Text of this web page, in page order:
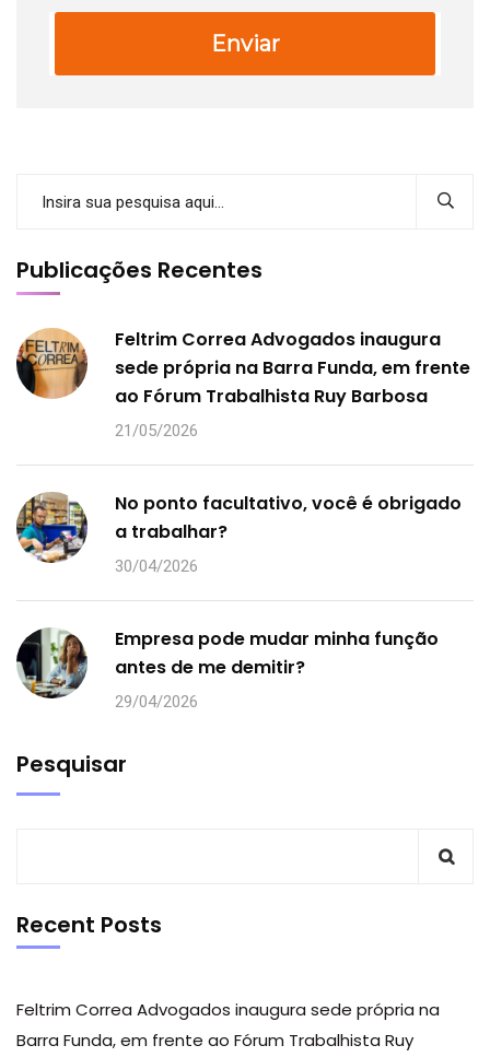
Enviar
Publicações Recentes
Feltrim Correa Advogados inaugura
sede própria na Barra Funda, em frente
ao Fórum Trabalhista Ruy Barbosa
21/05/2026
No ponto facultativo, você é obrigado
a trabalhar?
30/04/2026
Empresa pode mudar minha função
antes de me demitir?
29/04/2026
Pesquisar
Recent Posts
Feltrim Correa Advogados inaugura sede própria na
Barra Funda, em frente ao Fórum Trabalhista Ruy